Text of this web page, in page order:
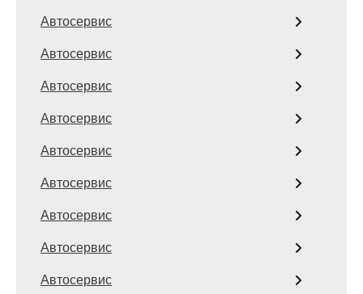
Автосервис
Автосервис
Автосервис
Автосервис
Автосервис
Автосервис
Автосервис
Автосервис
Автосервис